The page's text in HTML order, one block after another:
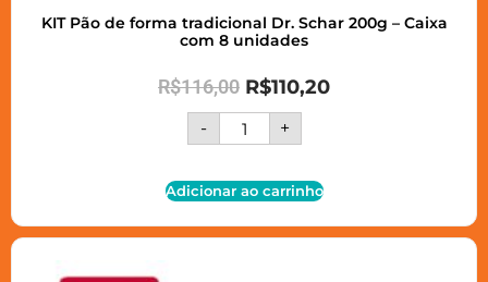
KIT Pão de forma tradicional Dr. Schar 200g – Caixa
com 8 unidades
R$116,00 R$110,20
- +
Adicionar ao carrinho